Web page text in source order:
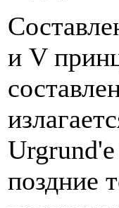
и V
поздние